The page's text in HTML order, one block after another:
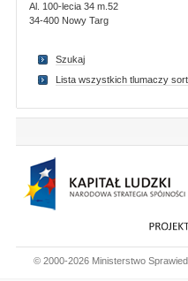
Al. 100-lecia 34 m.52
34-400 Nowy Targ
Szukaj
Lista wszystkich tlumaczy
© 2000-2026 Ministerstwo